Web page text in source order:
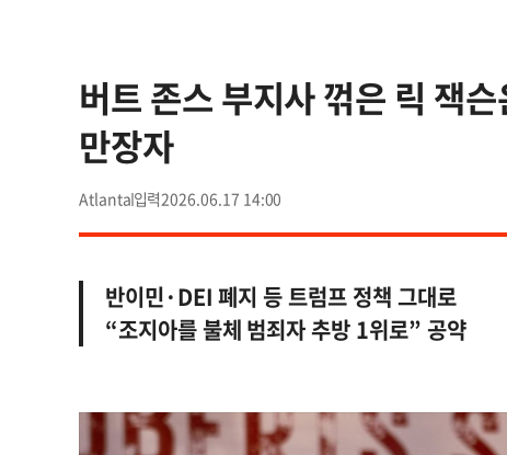
버트 존스 부지사 꺾은 릭 잭
만장자
Atlanta 2026.06.17 14:00
반이민·DEI 폐지 등 트럼프 정책 그대로
“조지아를 불체 범죄자 추방 1위로” 공약